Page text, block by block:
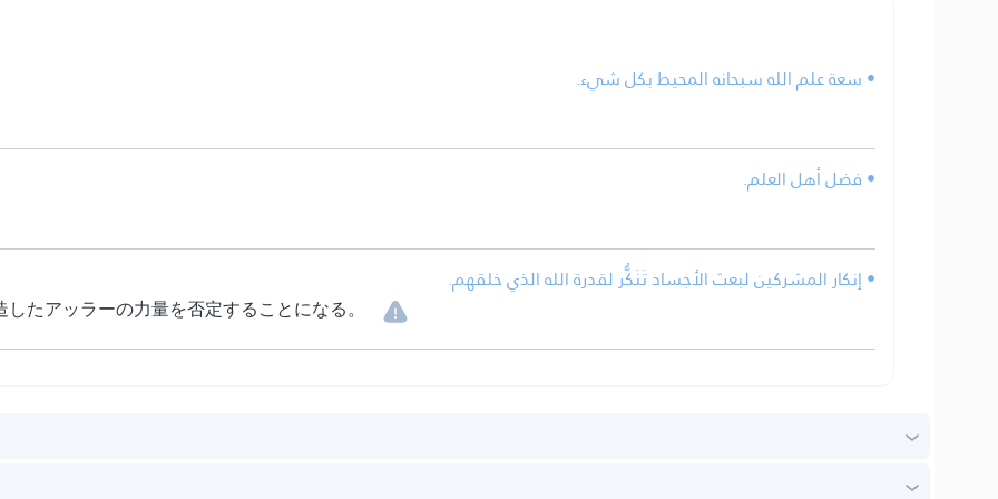
• سعة علم الله سبحانه المحيط بكل شيء.
• فضل أهل العلم.
• إنكار المشركين لبعث الأجساد تَنَكُّر لقدرة الله الذي خلقهم.
たアッラーの力量を否定することになる。